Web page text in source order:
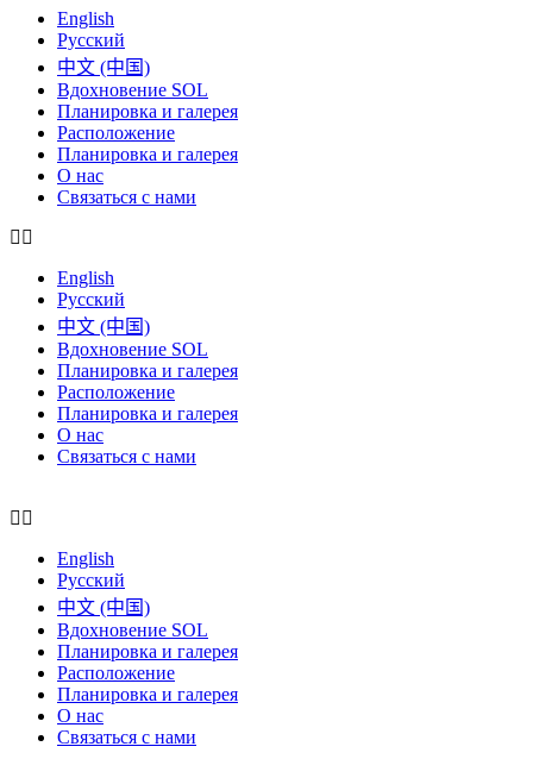
English
Русский
中文 (中国)
Вдохновение SOL
Планировка и галерея
Расположение
Планировка и галерея
О нас
Связаться с нами
English
Русский
中文 (中国)
Вдохновение SOL
Планировка и галерея
Расположение
Планировка и галерея
О нас
Связаться с нами
English
Русский
中文 (中国)
Вдохновение SOL
Планировка и галерея
Расположение
Планировка и галерея
О нас
Связаться с нами